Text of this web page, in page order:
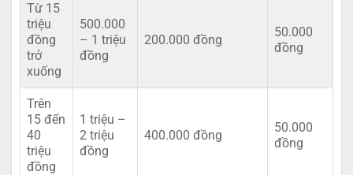
Từ 15
triệu
đồng
trở
xuống
500.000
– 1 triệu
đồng
200.000 đồng
50.000
đồng
Trên
15 đến
40
triệu
đồng
1 triệu –
2 triệu
đồng
400.000 đồng
50.000
đồng